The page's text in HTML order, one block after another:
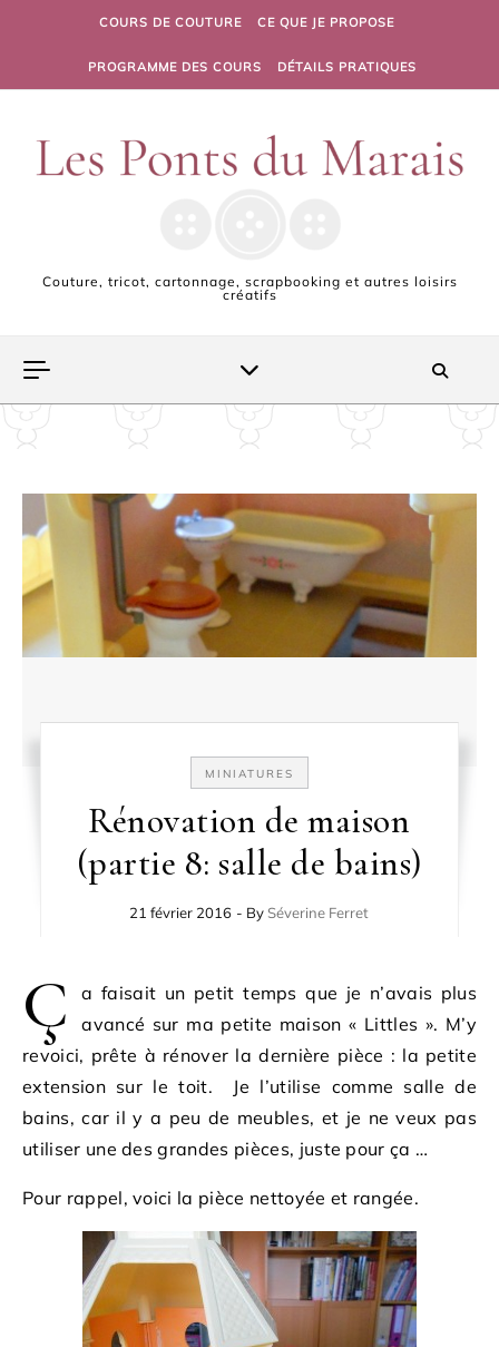
Skip to contentCOURS DE COUTURE CE QUE JE PROPOSE
PROGRAMME DES COURS DÉTAILS PRATIQUES
Couture, tricot, cartonnage, scrapbooking et autres loisirs
créatifs
MINIATURES
Rénovation de maison
(partie 8: salle de bains)
21 février 2016 - By Séverine Ferret
Ç
a faisait un petit temps que je n’avais plus
avancé sur ma petite maison « Littles ». M’y
revoici, prête à rénover la dernière pièce : la petite
extension sur le toit. Je l’utilise comme salle de
bains, car il y a peu de meubles, et je ne veux pas
utiliser une des grandes pièces, juste pour ça …
Pour rappel, voici la pièce nettoyée et rangée.